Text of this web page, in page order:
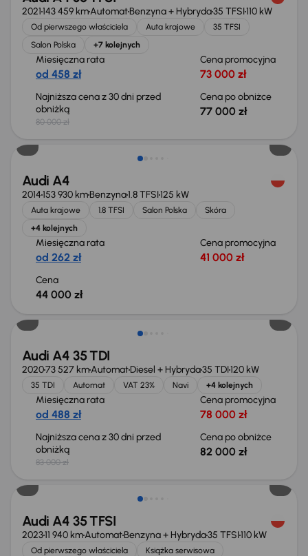
2021143 459 kmAutomatBenzyna + Hybryda35 TFSI110 kW
Od pierwszego właściciela Auta krajowe
35 TFSI
Salon Polska
+7 kolejnych
Miesięczna rata
od 458 zł
Cena promocyjna
73 000 zł
Najniższa cena z 30 dni przed
obniżką
80 000 zł
Cena po obniżce
77 000 zł
Świeżo skupione
Audi A4
2014153 930 kmBenzyna1.8 TFSI125 kW
Auta krajowe 1.8 TFSI Salon Polska
Skóra
+4 kolejnych
Miesięczna rata
od 262 zł
Cena promocyjna
41 000 zł
Cena
44 000 zł
Audi A4 35 TDI
202073 527 kmAutomatDiesel + Hybryda35 TDI120 kW
35 TDI Automat VAT 23% Navi +4 kolejnych
Miesięczna rata
od 488 zł
Cena promocyjna
78 000 zł
Najniższa cena z 30 dni przed
obniżką
83 000 zł
Cena po obniżce
82 000 zł
Audi A4 35 TFSI
202311 940 kmAutomatBenzyna + Hybryda35 TFSI110 kW
Od pierwszego właściciela
Książka serwisowa